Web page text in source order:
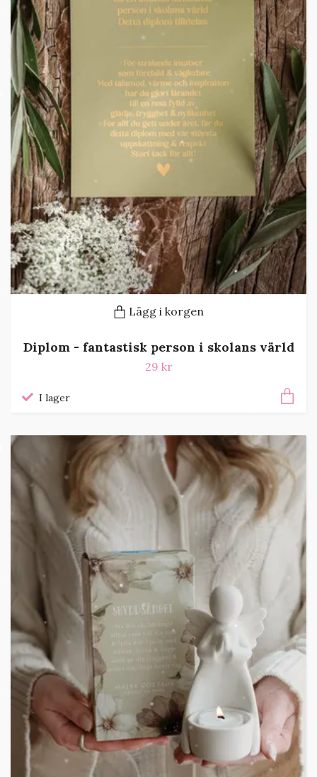
Lägg i korgen
Diplom - fantastisk person i skolans värld
29 kr
I lager